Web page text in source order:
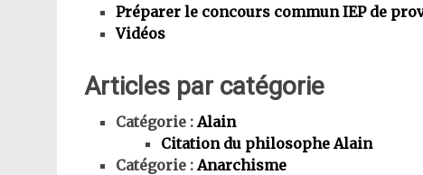
Préparer le concours commun IEP de
Vidéos
Articles par catégorie
Catégorie :Alain
Citation du philosophe Alain
Catégorie :Anarchisme